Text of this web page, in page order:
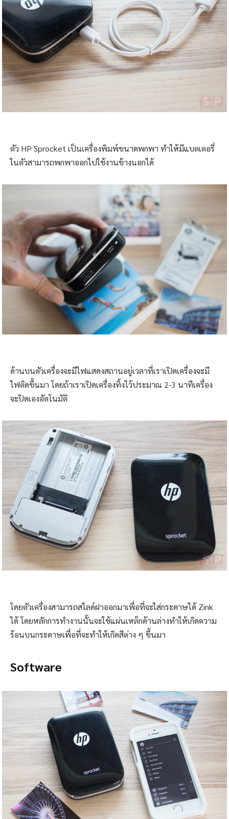
ตัว HP Sprocket เป็นเครื่องพิมพ์ขนาดพกพา ทำให้มีแบตเตอรี่
ในตัวสามารถพกพาออกไปใช้งานข้างนอกได้
ด้านบนตัวเครื่องจะมีไฟแสดงสถานอยู่เวลาที่เราเปิดเครื่องจะมี
ไฟติดขึ้นมา โดยถ้าเราเปิดเครื่องทิ้งไว้ประมาณ 2-3 นาทีเครื่อง
จะปิดเองอัตโนมัติ
โดยตัวเครื่องสามารถสไลด์ฝาออกมาเพื่อที่จะใส่กระดาษได้ Zink
ได้ โดยหลักการทำงานนั้นจะใช้แผ่นเหล็กด้านล่างทำให้เกิดความ
ร้อนบนกระดาษเพื่อที่จะทำให้เกิดสีต่าง ๆ ขึ้นมา
Software